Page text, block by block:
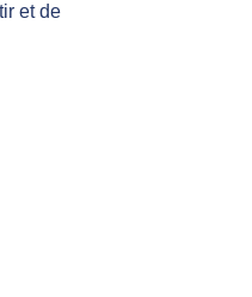
et de